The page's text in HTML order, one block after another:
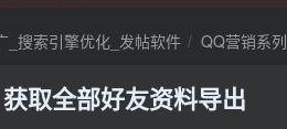
_搜索引擎优化_发帖软件 QQ营销系列
取全部好友资料导出